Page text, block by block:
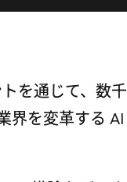
を通じて、数千
界を変革する AI